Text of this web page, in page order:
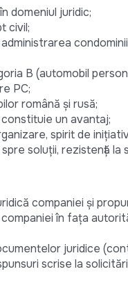
domeniul juridic;
civil;
administrarea
B (automobil
PC;
română și rusă;
un avantaj;
spirit de
soluții, rezistență
companiei și
în fața
juridice
scrise la